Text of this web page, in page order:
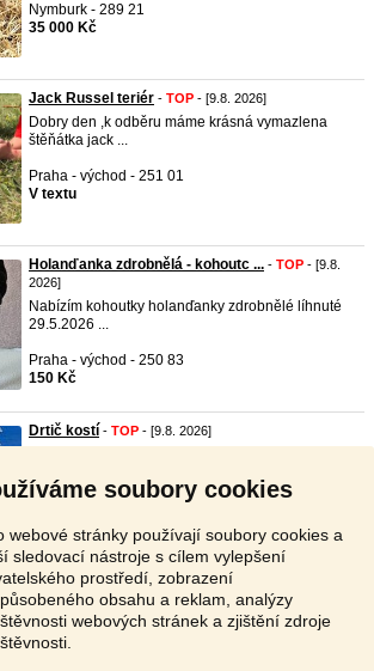
soubory cookies
webové stránky používají soubory cookies a
sledovací nástroje s cílem vylepšení
prostředí, zobrazení
obsahu a reklam, analýzy
webových stránek a zjištění zdroje
Nymburk - 289 21
35 000 Kč
Jack Russel teriér - TOP - [9.8. 2026]
Dobry den ,k odběru máme krásná vymazlena
štěňátka jack ...
Praha - východ - 251 01
V textu
Holanďanka zdrobnělá - kohoutc ... - TOP - [9.8.
2026]
Nabízím kohoutky holanďanky zdrobnělé líhnuté
29.5.2026 ...
Praha - východ - 250 83
150 Kč
Drtič kostí - TOP - [9.8. 2026]
999 Kč
Stránka: 1 2 3 Další